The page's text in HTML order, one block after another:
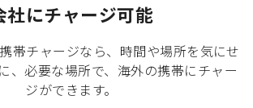
社にチャージ可能
帯チャージなら、時間や場所を気にせ
、必要な場所で、海外の携帯にチャー
ジができます。